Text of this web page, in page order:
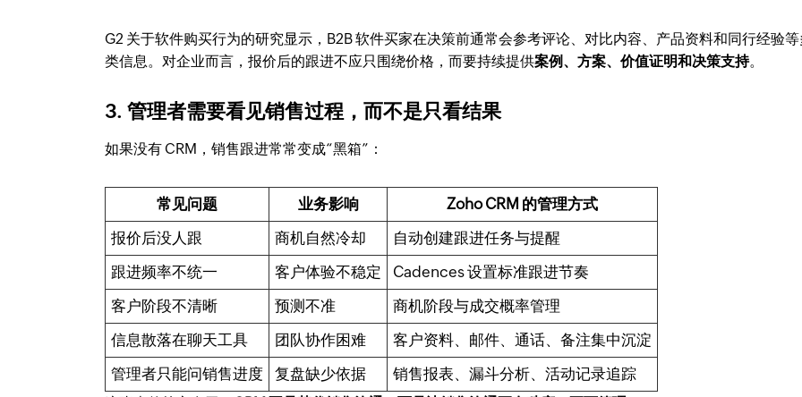
G2 关于软件购买行为的研究显示，B2B 软件买家在决策前通常会参考评论、对比内容、产品资料和同行经验
类信息。对企业而言，报价后的跟进不应只围绕价格，而要持续提供案例、方案、价值证明和决策支持。
3. 管理者需要看见销售过程，而不是只看结果
如果没有 CRM，销售跟进常常变成“黑箱”：
常见问题 业务影响
Zoho CRM 的管理方式
报价后没人跟
商机自然冷却
自动创建跟进任务与提醒
跟进频率不统一
客户体验不稳定
Cadences 设置标准跟进节奏
客户阶段不清晰
预测不准
商机阶段与成交概率管理
信息散落在聊天工具
团队协作困难
客户资料、邮件、通话、备注集中沉淀
管理者只能问销售进度
复盘缺少依据 销售报表、漏斗分析、活动记录追踪